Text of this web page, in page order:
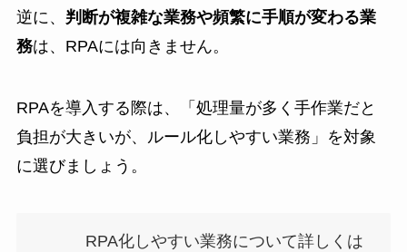
逆に、 判断が複雑な業務や頻繁に手順が変わる業
務は、RPAには向きません。
RPAを導入する際は、「処理量が多く手作業だと
負担が大きいが、ルール化しやすい業務」を対象
に選びましょう。
RPA化しやすい業務について詳しくは